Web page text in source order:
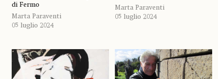
di Fermo
Marta Paraventi
05 luglio 2024
Marta Paraventi
05 luglio 2024